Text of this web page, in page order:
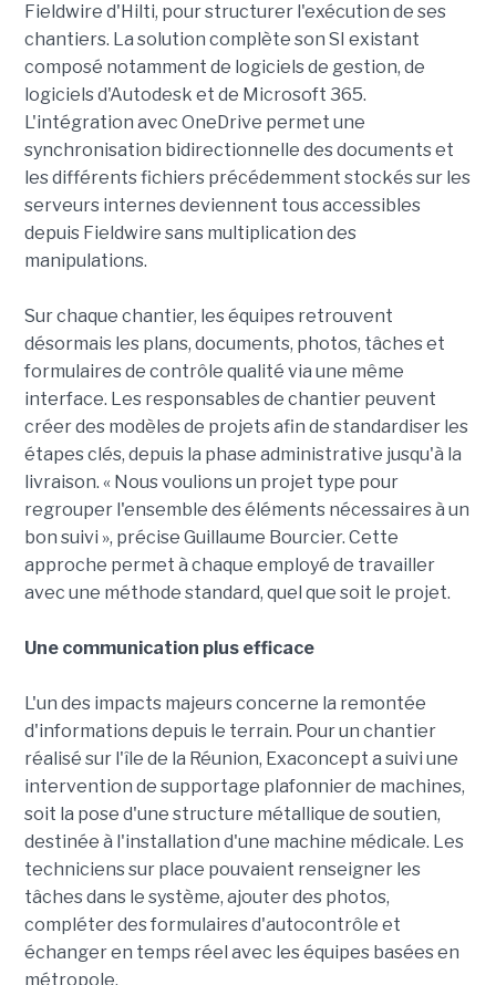
Fieldwire d'Hilti, pour structurer l'exécution de ses
chantiers. La solution complète son SI existant
composé notamment de logiciels de gestion, de
logiciels d'Autodesk et de Microsoft 365.
L'intégration avec OneDrive permet une
synchronisation bidirectionnelle des documents et
les différents fichiers précédemment stockés sur les
serveurs internes deviennent tous accessibles
depuis Fieldwire sans multiplication des
manipulations.
Sur chaque chantier, les équipes retrouvent
désormais les plans, documents, photos, tâches et
formulaires de contrôle qualité via une même
interface. Les responsables de chantier peuvent
créer des modèles de projets afin de standardiser les
étapes clés, depuis la phase administrative jusqu'à la
livraison. « Nous voulions un projet type pour
regrouper l'ensemble des éléments nécessaires à un
bon suivi », précise Guillaume Bourcier. Cette
approche permet à chaque employé de travailler
avec une méthode standard, quel que soit le projet.
Une communication plus efficace
L'un des impacts majeurs concerne la remontée
d'informations depuis le terrain. Pour un chantier
réalisé sur l'île de la Réunion, Exaconcept a suivi une
intervention de supportage plafonnier de machines,
soit la pose d'une structure métallique de soutien,
destinée à l'installation d'une machine médicale. Les
techniciens sur place pouvaient renseigner les
tâches dans le système, ajouter des photos,
compléter des formulaires d'autocontrôle et
échanger en temps réel avec les équipes basées en
métropole.